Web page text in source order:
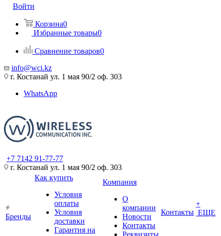
Войти
Корзина0
Избранные товары0
Сравнение товаров0
info@wci.kz
г. Костанай ул. 1 мая 90/2 оф. 303
WhatsApp
+7 7142 91-77-77
г. Костанай ул. 1 мая 90/2 оф. 303
Бренды
Как купить
Условия
оплаты
Условия
доставки
Гарантия на
Компания
О
компании
Новости
Контакты
Реквизиты
Контакты
+
ЕЩЕ